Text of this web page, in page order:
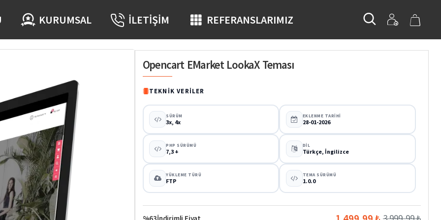
KURUMSAL İLETIŞIM REFERANSLARIMIZ
Opencart EMarket LookaX Teması
TEKNIK VERILER
SÜRÜM
3x, 4x
EKLENME TARIHI
28-01-2026
PHP SÜRÜMÜ
7,3 +
DIL
Türkçe, İngilizce
YÜKLEME TÜRÜ
FTP
TEMA SÜRÜMÜ
1.0.0